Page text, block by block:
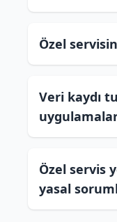
Özel
Veri kaydı
Özel servis
yasal